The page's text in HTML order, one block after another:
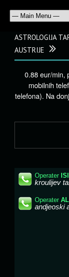
ASTROLOGIJA
AUSTRIJE
0.88 eur/min,
mobilnih
telefona). Na